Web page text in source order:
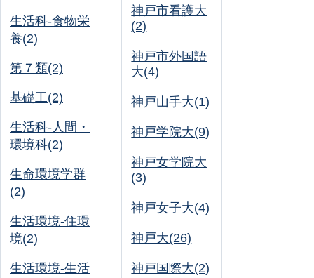
生活科-食物栄
養(2)
第７類(2)
基礎工(2)
生活科-人間・
環境科(2)
生命環境学群
(2)
生活環境-住環
境(2)
生活環境-生活
神戸市看護大
(2)
神戸市外国語
大(4)
神戸山手大(1)
神戸学院大(9)
神戸女学院大
(3)
神戸女子大(4)
神戸大(26)
神戸国際大(2)